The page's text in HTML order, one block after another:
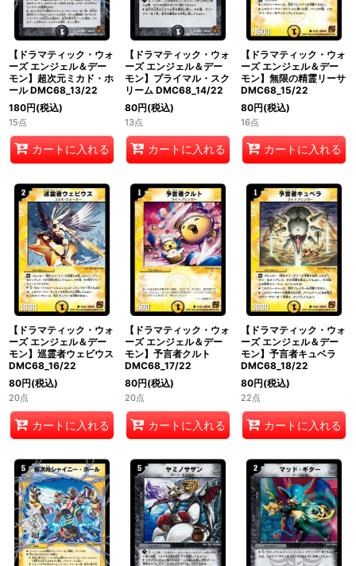
【ドラマティック・ウォ
ーズ エンジェル＆デー
モン】超次元ミカド・ホ
ール DMC68_13/22
180円(税込)
15点
カートに入れる
【ドラマティック・ウォ
ーズ エンジェル＆デー
モン】プライマル・スク
リーム DMC68_14/22
80円(税込)
13点
カートに入れる
【ドラマティック・ウォ
ーズ エンジェル＆デー
モン】無限の精霊リーサ
DMC68_15/22
80円(税込)
16点
カートに入れる
【ドラマティック・ウォ
ーズ エンジェル＆デー
モン】巡霊者ウェビウス
DMC68_16/22
80円(税込)
20点
カートに入れる
【ドラマティック・ウォ
ーズ エンジェル＆デー
モン】予言者クルト
DMC68_17/22
80円(税込)
20点
カートに入れる
【ドラマティック・ウォ
ーズ エンジェル＆デー
モン】予言者キュベラ
DMC68_18/22
80円(税込)
22点
カートに入れる